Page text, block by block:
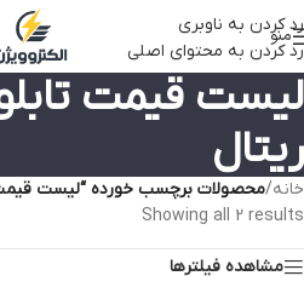
رد کردن به ناوبری
رد کردن به محتوای اصلی
منو
لیست قیمت
ریتال
خانه/محصولات برچسب خورده “لیست قیمت
Showing all 2 results
مشاهده فیلترها